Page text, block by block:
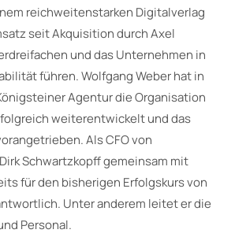
reichweitenstarken Digitalverlag
seit Akquisition durch Axel
und das Unternehmen in
führen. Wolfgang Weber hat in
Agentur die Organisation
weiterentwickelt und das
Als CFO von
Schwartzkopff gemeinsam mit
für den bisherigen Erfolgskurs von
Unter anderem leitet er die
Personal.